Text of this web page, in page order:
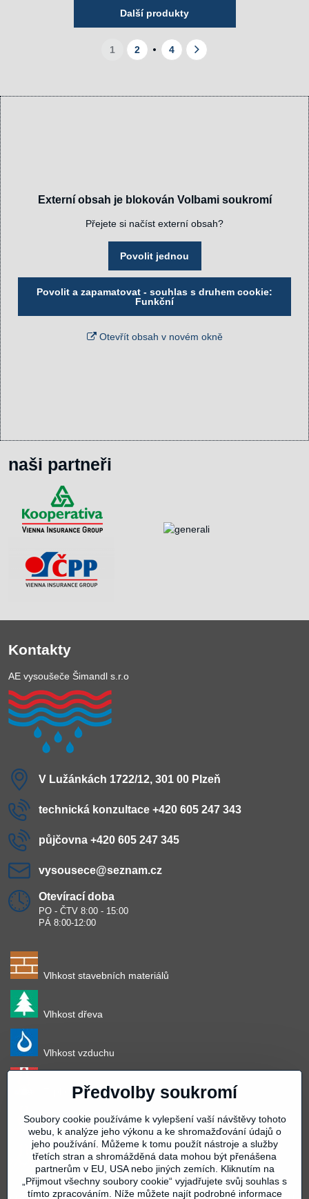
Další produkty
1 2 4
Externí obsah je blokován Volbami soukromí
Přejete si načíst externí obsah?
Povolit jednou
Povolit a zapamatovat - souhlas s druhem cookie:
Funkční
Otevřít obsah v novém okně
naši partneři
Kontakty
AE vysoušeče Šimandl s.r.o
V Lužánkách 1722/12, 301 00 Plzeň
technická konzultace +420 605 247 343
půjčovna +420 605 247 345
vysousece​@seznam​.cz
Otevírací doba
PO - ČTV 8:00 - 15:00
PÁ 8:00-12:00
Vlhkost stavebních materiálů
Vlhkost dřeva
Vlhkost vzduchu
Teplota vzduchu
Teplota povrchu
Teplota materiálu
Předvolby soukromí
Soubory cookie používáme k vylepšení vaší návštěvy tohoto
webu, k analýze jeho výkonu a ke shromažďování údajů o
jeho používání. Můžeme k tomu použít nástroje a služby
třetích stran a shromážděná data mohou být přenášena
partnerům v EU, USA nebo jiných zemích. Kliknutím na
„Přijmout všechny soubory cookie“ vyjadřujete svůj souhlas s
tímto zpracováním. Níže můžete najít podrobné informace